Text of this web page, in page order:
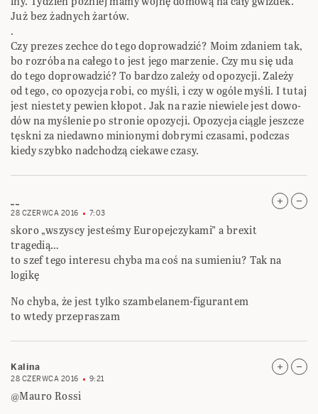
Już bez żad­nych żar­tów.
.
Czy pre­zes zechce do tego dopro­wa­dzić? Moim zda­niem tak,
bo roz­róba na całego to jest jego marze­nie. Czy mu się uda
do tego dopro­wa­dzić? To bar­dzo zależy od opo­zy­cji. Zależy
od tego, co opo­zy­cja robi, co myśli, i czy w ogóle myśli. I tutaj
jest nie­stety pewien kło­pot. Jak na razie nie­wiele jest dowo­
dów na myśle­nie po stro­nie opo­zy­cji. Opozycja ciągle jeszcze
tęskni za niedawno minionymi dobrymi czasami, podczas
kiedy szybko nadchodzą ciekawe czasy.
__
28 CZERWCA 2016 7:03
skoro „wszyscy jesteśmy Europejczykami” a brexit
tragedią…
to szef tego interesu chyba ma coś na sumieniu? Tak na
logikę
No chyba, że jest tylko szambelanem-figurantem
to wtedy przepraszam
Kalina
28 CZERWCA 2016 9:21
@Mauro Rossi